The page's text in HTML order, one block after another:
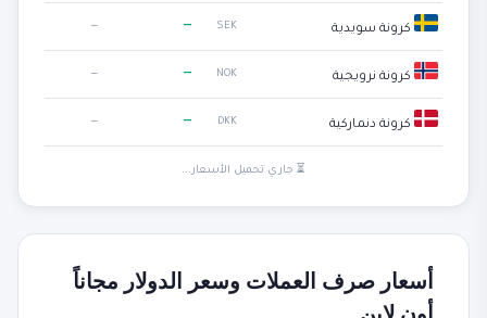
كرونة سويدية SEK
—
—
كرونة نرويجية NOK
—
—
كرونة دنماركية DKK
—
—
⏳ جاري تحميل الأسعار...
أسعار صرف العملات وسعر الدولار مجاناً